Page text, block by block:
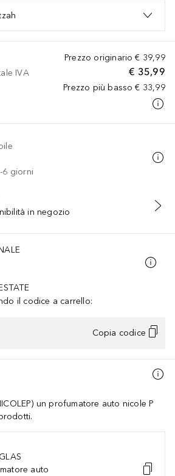
Prezzo originario € 39,99
€ 35,99
Prezzo più basso € 33,99
IVA
6 giorni
AL CARRELLO
in negozio
il codice a carrello:
Copia codice
un profumatore auto nicole P
auto